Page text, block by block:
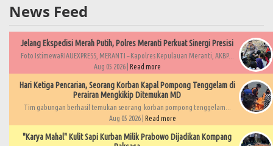
News Feed
Jelang Ekspedisi Merah Putih, Polres Meranti Perkuat Sinergi Presisi
Foto IstimewaRIAUEXPRESS, MERANTI – Kapolres Kepulauan Meranti, AKBP...
Aug 05 2026 | Read more
Hari Ketiga Pencarian, Seorang Korban Kapal Pompong Tenggelam di
Perairan Mengkikip Ditemukan MD
Tim gabungan berhasil temukan seorang korban pompong tenggelam...
Aug 05 2026 | Read more
"Karya Mahal" Kulit Sapi Kurban Milik Prabowo Dijadikan Kompang